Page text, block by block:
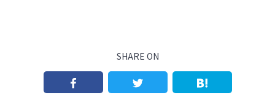
SHARE ON